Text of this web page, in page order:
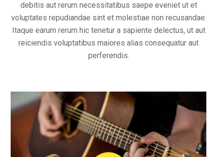
debitis aut rerum necessitatibus saepe eveniet ut et
voluptates repudiandae sint et molestiae non recusandae.
Itaque earum rerum hic tenetur a sapiente delectus, ut aut
reiciendis voluptatibus maiores alias consequatur aut
perferendis.